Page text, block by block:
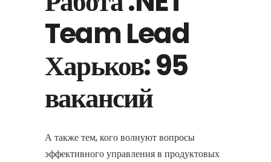
Team Lead
Харьков: 95
вакансий
А также тем, кого волнуют вопросы
эффективного управления в продуктовых